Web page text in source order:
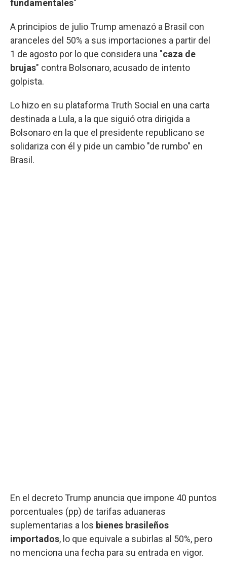
fundamentales"
A principios de julio Trump amenazó a Brasil con
aranceles del 50% a sus importaciones a partir del
1 de agosto por lo que considera una "caza de
brujas" contra Bolsonaro, acusado de intento
golpista.
Lo hizo en su plataforma Truth Social en una carta
destinada a Lula, a la que siguió otra dirigida a
Bolsonaro en la que el presidente republicano se
solidariza con él y pide un cambio "de rumbo" en
Brasil.
En el decreto Trump anuncia que impone 40 puntos
porcentuales (pp) de tarifas aduaneras
suplementarias a los bienes brasileños
importados, lo que equivale a subirlas al 50%, pero
no menciona una fecha para su entrada en vigor.